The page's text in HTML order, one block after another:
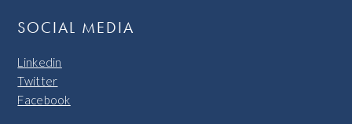
SOCIAL MEDIA
Linkedin
Twitter
Facebook